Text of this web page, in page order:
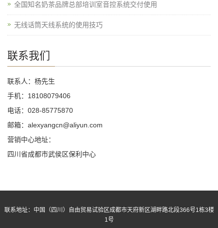
全国知名奶茶品牌总部培训室音控系统交付使用
无线话筒天线系统的使用技巧
联系我们
联系人：杨先生
手机：18108079406
电话：028-85775870
邮箱：alexyangcn@aliyun.com
营销中心地址：
四川省成都市武侯区保利中心
联系地址：中国（四川）自由贸易试验区成都市天府新区湖畔路北段366号1栋3楼
1号